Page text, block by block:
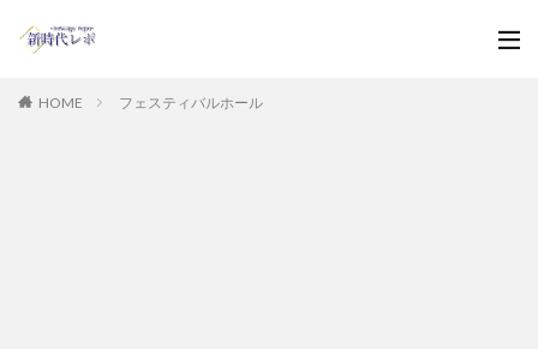
HOME フェスティバルホール